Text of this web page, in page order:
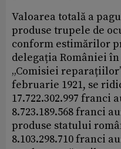
Valoarea totală a
produse trupele de
conform estimărilor
delegația României
„Comisiei
februarie 1921, se
17.722.302.997 franci
8.723.189.568 franci
produse statului
8.103.298.710 franci